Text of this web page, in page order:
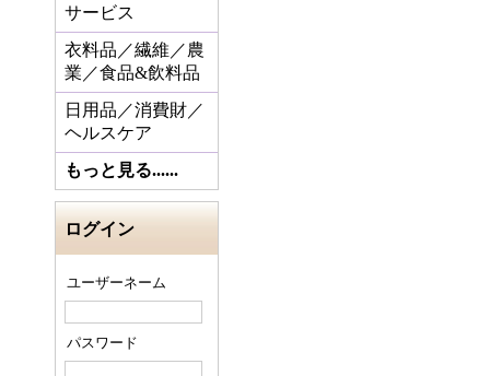
サービス
衣料品／繊維／農
業／食品&飲料品
日用品／消費財／
ヘルスケア
もっと見る......
ログイン
ユーザーネーム
パスワード